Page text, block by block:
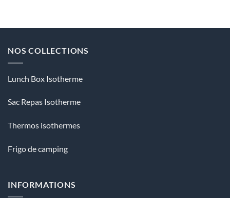
NOS COLLECTIONS
Lunch Box Isotherme
Sac Repas Isotherme
Thermos isothermes
Frigo de camping
INFORMATIONS